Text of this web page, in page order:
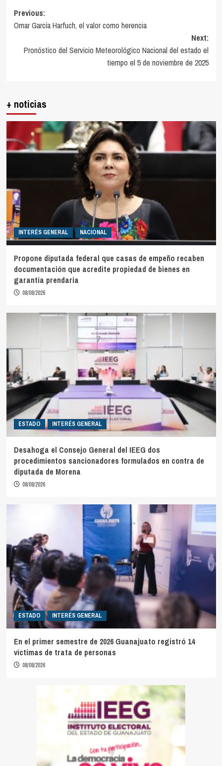
Post
navigation
Previous:
Omar García Harfuch, el valor como herencia
Next:
Pronóstico del Servicio Meteorológico Nacional del estado el
tiempo el 5 de noviembre de 2025
+ noticias
INTERÉS GENERAL NACIONAL
Propone diputada federal que casas de empeño recaben
documentación que acredite propiedad de bienes en
garantía prendaria
08/08/2026
ESTADO INTERÉS GENERAL
Desahoga el Consejo General del IEEG dos
procedimientos sancionadores formulados en contra de
diputada de Morena
08/08/2026
ESTADO INTERÉS GENERAL
En el primer semestre de 2026 Guanajuato registró 14
víctimas de trata de personas
08/08/2026